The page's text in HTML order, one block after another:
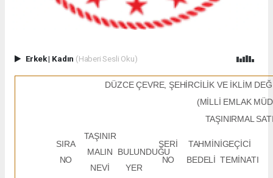
Erkek| Kadın (Haberi Sesli Oku)
DÜZCE ÇEVRE, ŞEHİRCİLİK VE İKLİM
(MİLLİ EMLAK
TAŞINIRMAL
SIRA
NO
TAŞINIR
MALIN
NEVİ
BULUNDUĞU
YER
SERİ
NO
TAHMİNİ
BEDELİ
GEÇİCİ
TEMİNATI